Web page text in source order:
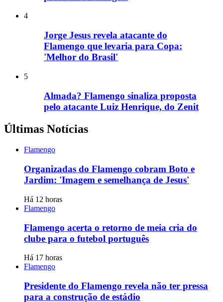
4
Jorge Jesus revela atacante do
Flamengo que levaria para Copa:
'Melhor do Brasil'
5
Almada? Flamengo sinaliza proposta
pelo atacante Luiz Henrique, do Zenit
Últimas Notícias
Flamengo
Organizadas do Flamengo cobram Boto e
Jardim: 'Imagem e semelhança de Jesus'
Há 12 horas
Flamengo
Flamengo acerta o retorno de meia cria do
clube para o futebol português
Há 17 horas
Flamengo
Presidente do Flamengo revela não ter pressa
para a construção de estádio